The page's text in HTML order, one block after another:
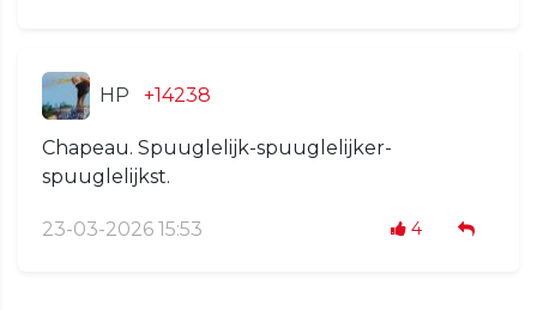
HP +14238
Chapeau. Spuuglelijk-spuuglelijker-
spuuglelijkst.
23-03-2026 15:53 4